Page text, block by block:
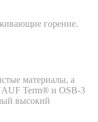
горение.
материалы, а
Term® и OSB-3
высокий